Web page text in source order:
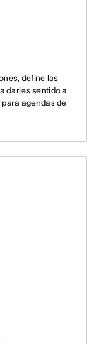
define las
darles sentido a
agendas de